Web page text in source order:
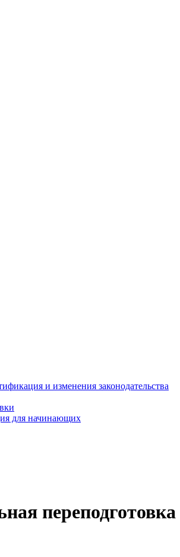
и изменения законодательства
для начинающих